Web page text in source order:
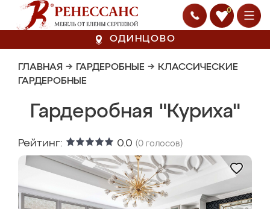
0
ОДИНЦОВО
ГЛАВНАЯ → ГАРДЕРОБНЫЕ → КЛАССИЧЕСКИЕ
ГАРДЕРОБНЫЕ
Гардеробная "Куриха"
Рейтинг: 0.0 (0 голосов)